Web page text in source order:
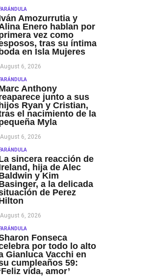
FARÁNDULA
Amozurrutia y
Enero hablan por
vez como
tras su íntima
boda en Isla Mujeres
August 6, 2026
FARÁNDULA
Anthony
junto a sus
hijos Ryan y Cristian,
el nacimiento de la
Myla
August 6, 2026
FARÁNDULA
sincera reacción de
hija de Alec
y Kim
a la delicada
de Perez
August 6, 2026
FARÁNDULA
Fonseca
por todo lo alto
Gianluca Vacchi en
cumpleaños 59:
vida, amor’